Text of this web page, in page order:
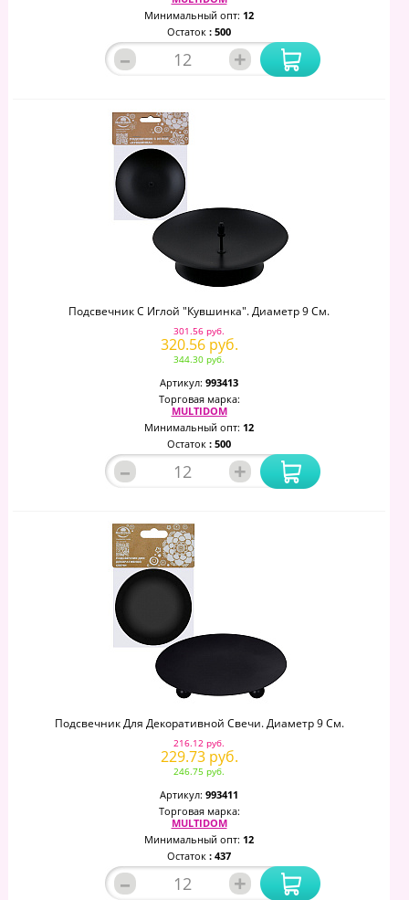
Минимальный опт: 12
Остаток : 500
– +
Подсвечник С Иглой "Кувшинка". Диаметр 9 См.
301.56 руб.
320.56 руб.
344.30 руб.
Артикул: 993413
Торговая марка:
MULTIDOM
Минимальный опт: 12
Остаток : 500
– +
Подсвечник Для Декоративной Свечи. Диаметр 9 См.
216.12 руб.
229.73 руб.
246.75 руб.
Артикул: 993411
Торговая марка:
MULTIDOM
Минимальный опт: 12
Остаток : 437
– +